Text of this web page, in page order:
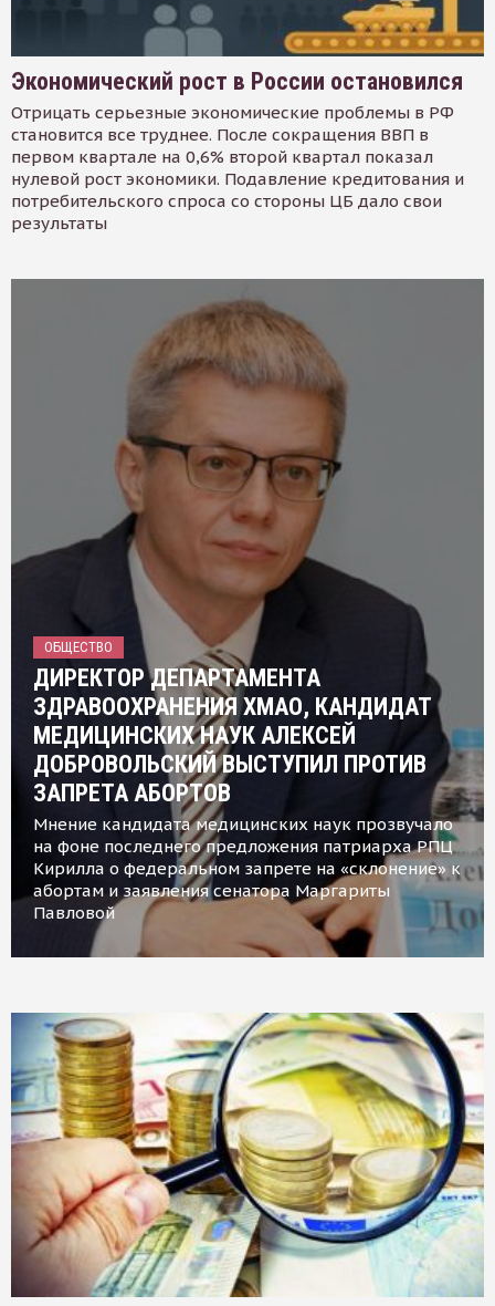
Экономический рост в России остановился
Отрицать серьезные экономические проблемы в РФ
становится все труднее. После сокращения ВВП в
первом квартале на 0,6% второй квартал показал
нулевой рост экономики. Подавление кредитования и
потребительского спроса со стороны ЦБ дало свои
результаты
ОБЩЕСТВО
ДИРЕКТОР ДЕПАРТАМЕНТА
ЗДРАВООХРАНЕНИЯ ХМАО, КАНДИДАТ
МЕДИЦИНСКИХ НАУК АЛЕКСЕЙ
ДОБРОВОЛЬСКИЙ ВЫСТУПИЛ ПРОТИВ
ЗАПРЕТА АБОРТОВ
Мнение кандидата медицинских наук прозвучало
на фоне последнего предложения патриарха РПЦ
Кирилла о федеральном запрете на «склонение» к
абортам и заявления сенатора Маргариты
Павловой